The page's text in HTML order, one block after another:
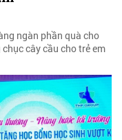
ngàn phần quà cho
cây cầu cho trẻ em